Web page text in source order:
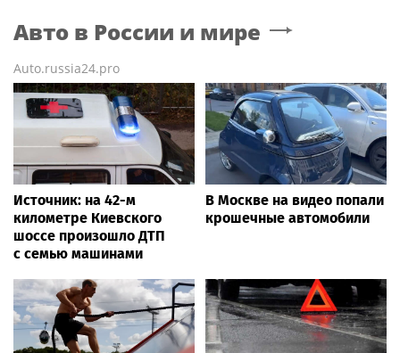
Авто в России и мире
Auto.russia24.pro
Источник: на 42-м
километре Киевского
шоссе произошло ДТП
с семью машинами
В Москве на видео попали
крошечные автомобили